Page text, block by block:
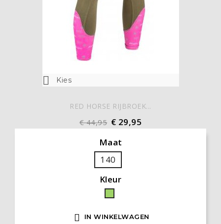
 Kies
RED HORSE RIJBROEK...
€ 44,95 € 29,95
Maat
140
Kleur
Groen
 IN WINKELWAGEN